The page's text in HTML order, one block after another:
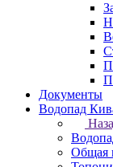
Документы
Водопад
Общая